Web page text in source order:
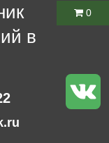
в
0